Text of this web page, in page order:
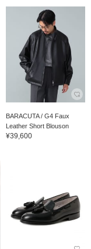
BARACUTA / G4 Faux
Leather Short Blouson
¥39,600